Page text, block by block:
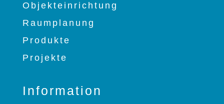
Objekteinrichtung
Raumplanung
Produkte
Projekte
Information